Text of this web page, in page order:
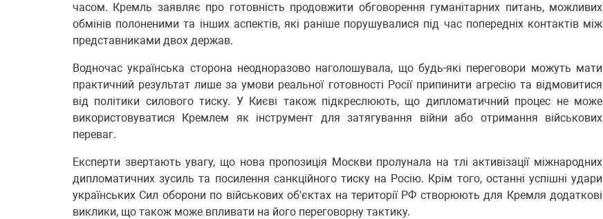
часом. Кремль заявляє про готовність продовжити обговорення гуманітарних питань, можливих
обмінів полоненими та інших аспектів, які раніше порушувалися під час попередніх контактів між
представниками двох держав.
Водночас українська сторона неодноразово наголошувала, що будь-які переговори можуть мати
практичний результат лише за умови реальної готовності Росії припинити агресію та відмовитися
від політики силового тиску. У Києві також підкреслюють, що дипломатичний процес не може
використовуватися Кремлем як інструмент для затягування війни або отримання військових
переваг.
Експерти звертають увагу, що нова пропозиція Москви пролунала на тлі активізації міжнародних
дипломатичних зусиль та посилення санкційного тиску на Росію. Крім того, останні успішні удари
українських Сил оборони по військових об'єктах на території РФ створюють для Кремля додаткові
виклики, що також може впливати на його переговорну тактику.